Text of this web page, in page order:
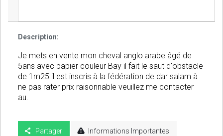
Description:
Je mets en vente mon cheval anglo arabe âgé de
5ans avec papier couleur Bay il fait le saut d'obstacle
de 1m25 il est inscris à la fédération de dar salam à
ne pas rater prix raisonnable veuillez me contacter
au.
Partager Informations Importantes